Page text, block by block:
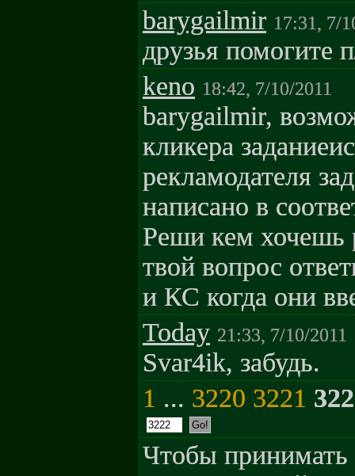
barygailmir 17:31, 7/
друзья помогите
keno 18:42, 7/10/2011
barygailmir,
кликера
рекламодателя
написано в
Реши кем хочешь
твой вопрос
и КС когда они
Today 21:33, 7/10/2011
Svar4ik, забудь.
1 ... 3220 3221
Чтобы принимать